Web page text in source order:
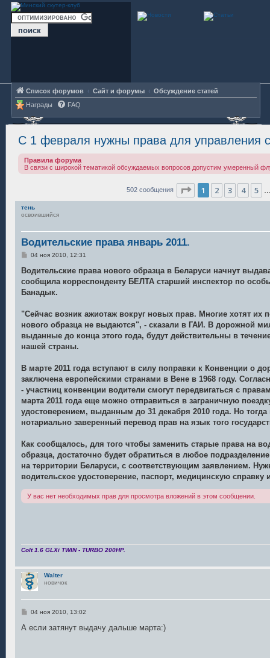
Список форумов Сайт и форумы
Обсуждение статей
Награды
FAQ
С 1 февраля нужны права для управления
Правила форума
В связи с широкой тематикой обсуждаемых вопросов допустим умеренный
502 сообщения Страница из 34
1 2 3 4 5
тень
освоившийся
Водительские права январь 2011.
С
о
б
щ
е
е
04 ноя 2010, 12:31
Водительские права нового образца в Беларуси начнут
сообщила корреспонденту БЕЛТА старший инспектор по
Банадык.
"Сейчас возник ажиотаж вокруг новых прав. Многие хотят их
нового образца не выдаются", - сказали в ГАИ. В дорожной
выданные до конца этого года, будут действительны в
нашей страны.
В марте 2011 года вступают в силу поправки к Конвенции о
заключена европейскими странами в Вене в 1968 году.
- участниц конвенции водители смогут передвигаться с
марта 2011 года еще можно отправиться в заграничную
удостоверением, выданным до 31 декабря 2010 года. Но
нотариально заверенный перевод прав на язык того
Как сообщалось, для того чтобы заменить старые права на
образца, достаточно будет обратиться в любое
на территории Беларуси, с соответствующим заявлением.
водительское удостоверение, паспорт, медицинскую
У вас нет необходимых прав для просмотра вложений в этом сообщении.
Colt 1.6 GLXi TWIN - TURBO 200HP.
Walter
новичок
С
о
04 ноя 2010, 13:02
А если затянут выдачу дальше марта:)